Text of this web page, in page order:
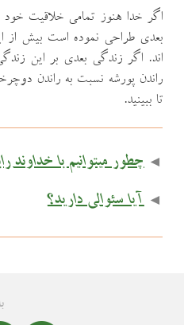
اگر خدا هنوز تمامي خلاقيت خود
بعدي طراحي نموده است بيش از
اند. اگر زندگي بعدي بر اين
راندن پورشه نسبت به راندن
تا ببينيد.
◄ چطور میتوانیم با خداوند
◄ آیا سئوالی دارید؟